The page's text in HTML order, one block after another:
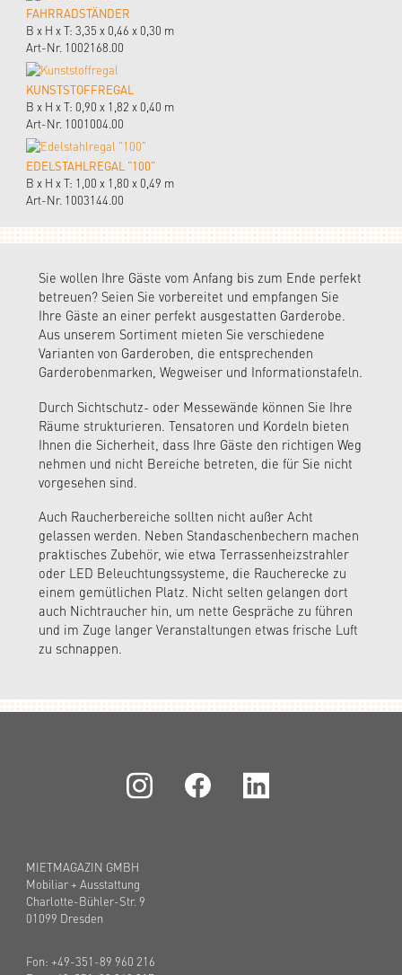
FAHRRADSTÄNDER
B x H x T: 3,35 x 0,46 x 0,30 m
Art-Nr. 1002168.00
KUNSTSTOFFREGAL
B x H x T: 0,90 x 1,82 x 0,40 m
Art-Nr. 1001004.00
EDELSTAHLREGAL "100"
B x H x T: 1,00 x 1,80 x 0,49 m
Art-Nr. 1003144.00
Sie wollen Ihre Gäste vom Anfang bis zum Ende perfekt
betreuen? Seien Sie vorbereitet und empfangen Sie
Ihre Gäste an einer perfekt ausgestatten Garderobe.
Aus unserem Sortiment mieten Sie verschiedene
Varianten von Garderoben, die entsprechenden
Garderobenmarken, Wegweiser und Informationstafeln.
Durch Sichtschutz- oder Messewände können Sie Ihre
Räume strukturieren. Tensatoren und Kordeln bieten
Ihnen die Sicherheit, dass Ihre Gäste den richtigen Weg
nehmen und nicht Bereiche betreten, die für Sie nicht
vorgesehen sind.
Auch Raucherbereiche sollten nicht außer Acht
gelassen werden. Neben Standaschenbechern machen
praktisches Zubehör, wie etwa Terrassenheizstrahler
oder LED Beleuchtungssysteme, die Raucherecke zu
einem gemütlichen Platz. Nicht selten gelangen dort
auch Nichtraucher hin, um nette Gespräche zu führen
und im Zuge langer Veranstaltungen etwas frische Luft
zu schnappen.
MIETMAGAZIN GMBH
Mobiliar + Ausstattung
Charlotte-Bühler-Str. 9
01099 Dresden
Fon: +49-351-89 960 216